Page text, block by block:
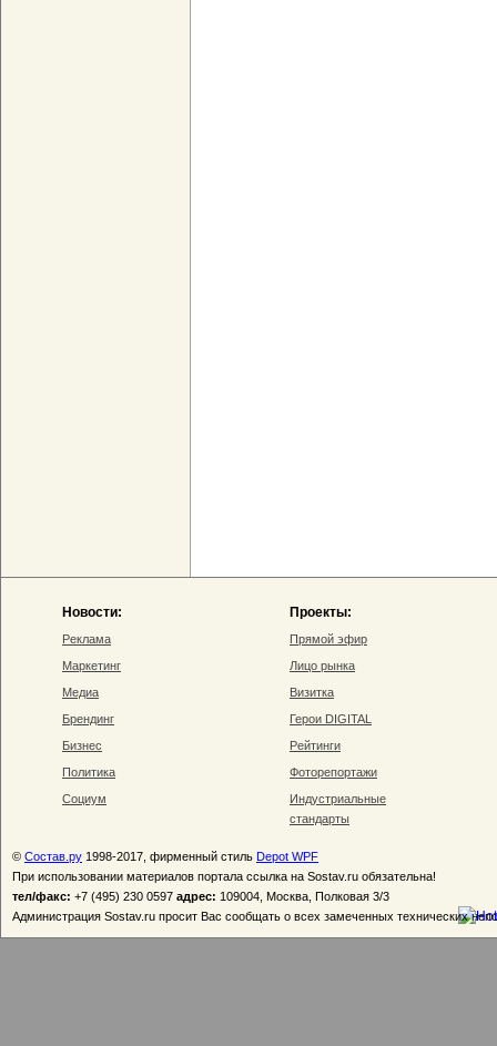
Новости:
Реклама
Маркетинг
Медиа
Брендинг
Бизнес
Политика
Социум
Проекты:
Прямой эфир
Лицо рынка
Визитка
Герои DIGITAL
Рейтинги
Фоторепортажи
Индустриальные
стандарты
© Состав.ру 1998-2017, фирменный стиль Depot WPF
При использовании материалов портала ссылка на Sostav.ru обязательна!
тел/факс: +7 (495) 230 0597 адрес: 109004, Москва, Полковая 3/3
Администрация Sostav.ru просит Вас сообщать о всех замеченных технических